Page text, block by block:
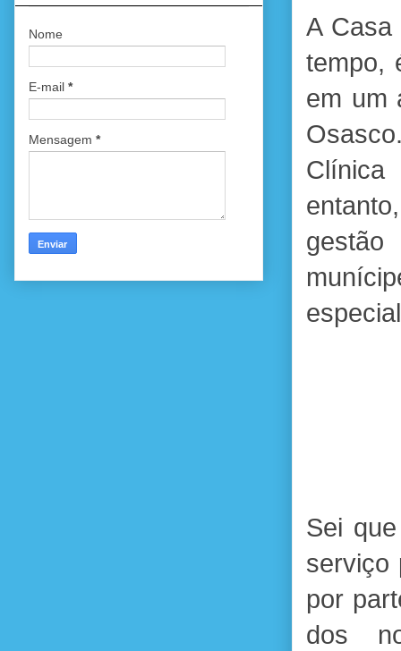
A Casa
tempo,
em um
Clínica
Sei
serviço
por
dos
Nome
E-mail *
Mensagem *